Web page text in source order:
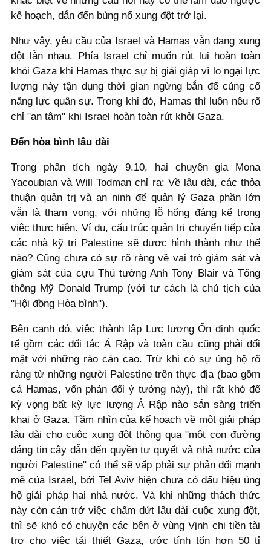
kế hoạch, dẫn đến bùng nổ xung đột trở lại.
Như vậy, yêu cầu của Israel và Hamas vẫn đang xung
đột lẫn nhau. Phía Israel chỉ muốn rút lui hoàn toàn
khỏi Gaza khi Hamas thực sự bị giải giáp vì lo ngại lực
lượng này tận dụng thời gian ngừng bắn để củng cố
năng lực quân sự. Trong khi đó, Hamas thì luôn nêu rõ
chỉ "an tâm" khi Israel hoàn toàn rút khỏi Gaza.
Đến hòa bình lâu dài
Trong phân tích ngày 9.10, hai chuyên gia Mona
Yacoubian và Will Todman chỉ ra: Về lâu dài, các thỏa
thuận quản trị và an ninh để quản lý Gaza phần lớn
vẫn là tham vọng, với những lỗ hổng đáng kể trong
việc thực hiện. Ví dụ, cấu trúc quản trị chuyển tiếp của
các nhà kỹ trị Palestine sẽ được hình thành như thế
nào? Cũng chưa có sự rõ ràng về vai trò giám sát và
giám sát của cựu Thủ tướng Anh Tony Blair và Tổng
thống Mỹ Donald Trump (với tư cách là chủ tịch của
"Hội đồng Hòa bình").
Bên cạnh đó, việc thành lập Lực lượng Ổn định quốc
tế gồm các đối tác Ả Rập và toàn cầu cũng phải đối
mặt với những rào cản cao. Trừ khi có sự ủng hộ rõ
ràng từ những người Palestine trên thực địa (bao gồm
cả Hamas, vốn phản đối ý tưởng này), thì rất khó để
kỳ vọng bất kỳ lực lượng Ả Rập nào sẵn sàng triển
khai ở Gaza. Tầm nhìn của kế hoạch về một giải pháp
lâu dài cho cuộc xung đột thông qua "một con đường
đáng tin cậy dẫn đến quyền tự quyết và nhà nước của
người Palestine" có thể sẽ vấp phải sự phản đối mạnh
mẽ của Israel, bởi Tel Aviv hiện chưa có dấu hiệu ủng
hộ giải pháp hai nhà nước. Và khi những thách thức
này còn cản trở việc chấm dứt lâu dài cuộc xung đột,
thì sẽ khó có chuyện các bên ở vùng Vịnh chi tiền tài
trợ cho việc tái thiết Gaza, ước tính tốn hơn 50 tỉ